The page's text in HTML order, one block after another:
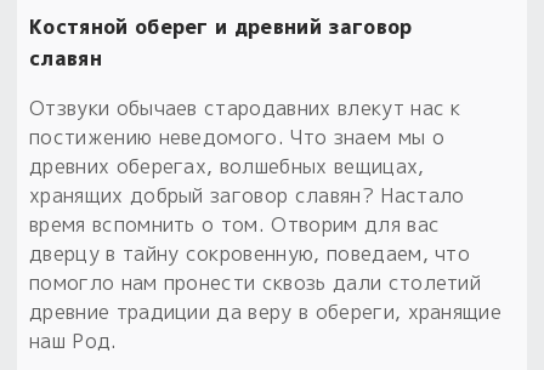
Издания о Славянской культуре и ведовстве
Коллекции
Наборы для курсов и книг
Обереги славян нательные
Обереги для дома и машины
Обрядовые предметы
Расходные материалы
Сказки
Гадание
Магия
Библиография
Об авторе и издательстве
Наборы для книг
С чего начать?
Материалы
Для алтаря
Расходные материалы
Гадание он-лайн
Приложение для гадания
Новинки ›
Готовые заговоры
Для чего:
Предметы
Магические наборы
Костяной оберег и древний заговор
славян
Отзвуки обычаев стародавних влекут нас к
постижению неведомого. Что знаем мы о
древних оберегах, волшебных вещицах,
хранящих добрый заговор славян? Настало
время вспомнить о том. Отворим для вас
дверцу в тайну сокровенную, поведаем, что
помогло нам пронести сквозь дали столетий
древние традиции да веру в обереги, хранящие
наш Род.